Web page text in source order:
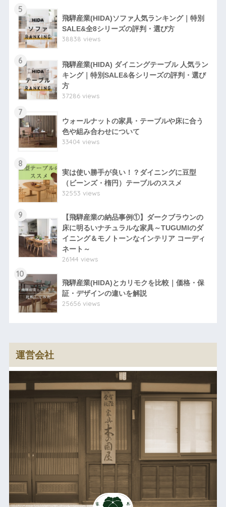
5
飛騨産業(HIDA)ソファ人気ランキング｜特別
SALE&全8シリーズの評判・選び方
38838 views
6
飛騨産業(HIDA) ダイニングテーブル 人気ラン
キング｜特別SALE&各シリーズの評判・選び
方
37286 views
7
ウォールナットの家具・テーブルや床に合う
色や組み合わせについて
33404 views
8
実は使い勝手が良い！？ダイニングに豆型
（ビーンズ・楕円）テーブルのススメ
32553 views
9
【飛騨産業の納品事例①】ダークブラウンの
床に明るいナチュラルな家具～TUGUMIのダ
イニング＆モノトーンなインテリア コーディ
ネート～
26144 views
10
飛騨産業(HIDA)とカリモクを比較｜価格・保
証・デザインの違いを解説
25656 views
運営会社